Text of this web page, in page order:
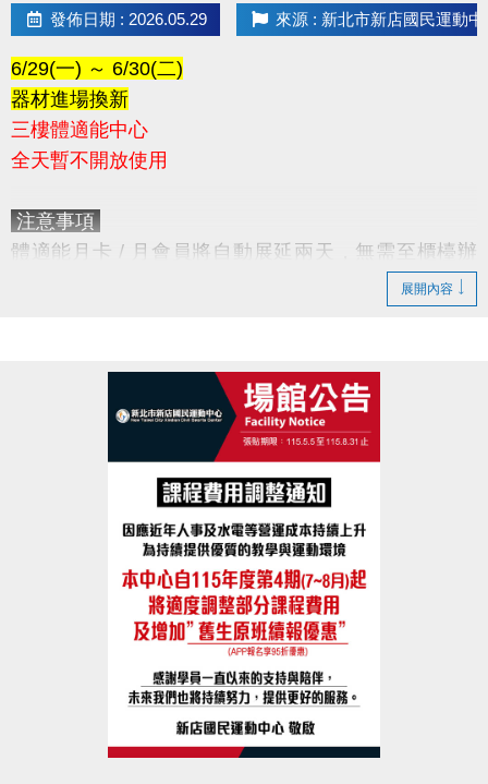
發佈日期 : 2026.05.29 來源 : 新北市新店國民運動中
6/29(一) ～ 6/30(二)
器材進場換新
三樓體適能中心
全天暫不開放使用
注意事項
體適能月卡 / 月會員將自動展延兩天，無需至櫃檯辦
感謝您的配合
展開內容